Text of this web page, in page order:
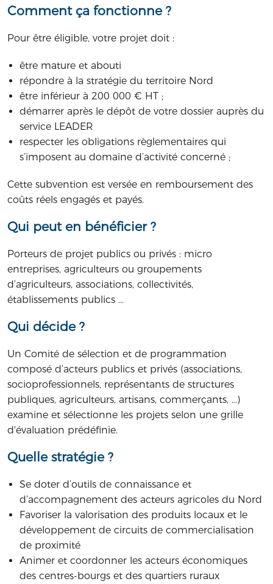
Comment ça fonctionne ?
Pour être éligible, votre projet doit :
être mature et abouti
répondre à la stratégie du territoire Nord
être inférieur à 200 000 € HT ;
démarrer après le dépôt de votre dossier auprès du
service LEADER
respecter les obligations règlementaires qui
s’imposent au domaine d’activité concerné ;
Cette subvention est versée en remboursement des
coûts réels engagés et payés.
Qui peut en bénéficier ?
Porteurs de projet publics ou privés : micro
entreprises, agriculteurs ou groupements
d’agriculteurs, associations, collectivités,
établissements publics …
Qui décide ?
Un Comité de sélection et de programmation
composé d’acteurs publics et privés (associations,
socioprofessionnels, représentants de structures
publiques, agriculteurs, artisans, commerçants, …)
examine et sélectionne les projets selon une grille
d'évaluation prédéfinie.
Quelle stratégie ?
Se doter d’outils de connaissance et
d’accompagnement des acteurs agricoles du Nord
Favoriser la valorisation des produits locaux et le
développement de circuits de commercialisation
de proximité
Animer et coordonner les acteurs économiques
des centres-bourgs et des quartiers ruraux